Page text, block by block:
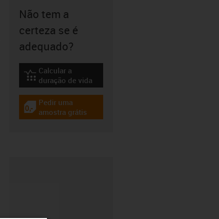
Não tem a
certeza se é
adequado?
igus-icon-lebensdauerrechner
Calcular a
duração de vida
igus-icon-gratismuster
Pedir uma
amostra grátis